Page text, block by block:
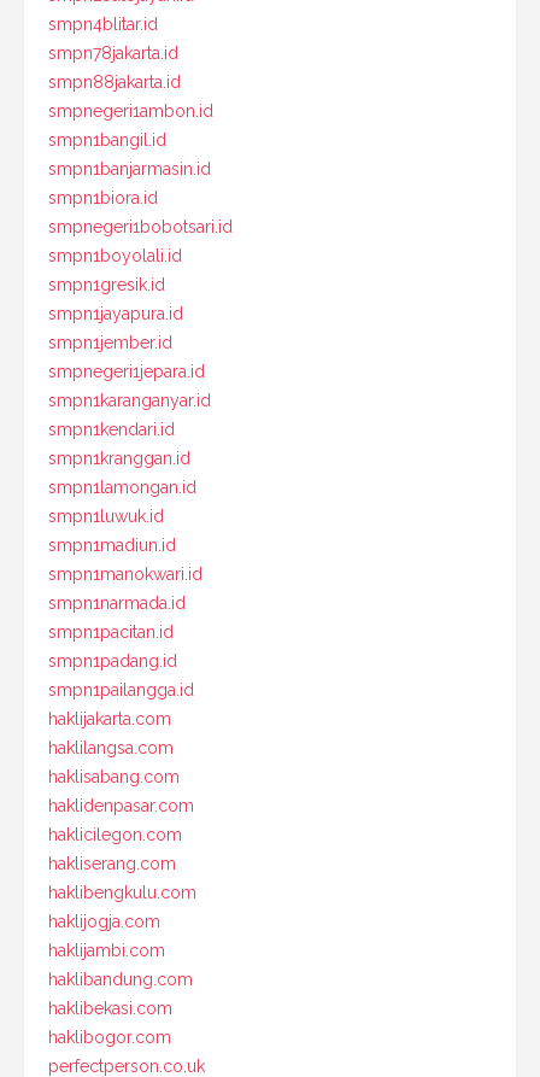
smpn4blitar.id
smpn78jakarta.id
smpn88jakarta.id
smpnegeri1ambon.id
smpn1bangil.id
smpn1banjarmasin.id
smpn1biora.id
smpnegeri1bobotsari.id
smpn1boyolali.id
smpn1gresik.id
smpn1jayapura.id
smpn1jember.id
smpnegeri1jepara.id
smpn1karanganyar.id
smpn1kendari.id
smpn1kranggan.id
smpn1lamongan.id
smpn1luwuk.id
smpn1madiun.id
smpn1manokwari.id
smpn1narmada.id
smpn1pacitan.id
smpn1padang.id
smpn1pailangga.id
haklijakarta.com
haklilangsa.com
haklisabang.com
haklidenpasar.com
haklicilegon.com
hakliserang.com
haklibengkulu.com
haklijogja.com
haklijambi.com
haklibandung.com
haklibekasi.com
haklibogor.com
perfectperson.co.uk